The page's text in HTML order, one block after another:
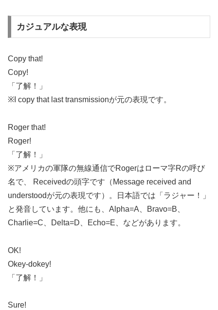
カジュアルな表現
Copy that!
Copy!
「了解！」
※I copy that last transmissionが元の表現です。
Roger that!
Roger!
「了解！」
※アメリカの軍隊の無線通信でRogerはローマ字Rの呼び
名で、 Receivedの頭字です（Message received and
understoodが元の表現です）。日本語では「ラジャー！」
と発音しています。他にも、Alpha=A、Bravo=B、
Charlie=C、Delta=D、Echo=E、などがあります。
OK!
Okey-dokey!
「了解！」
Sure!